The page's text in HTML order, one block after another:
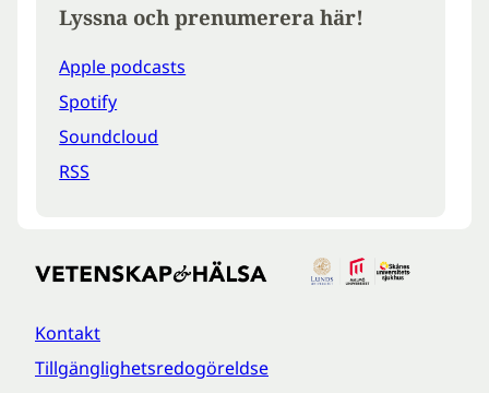
Lyssna och prenumerera här!
Apple podcasts
Spotify
Soundcloud
RSS
Kontakt
Tillgänglighetsredogöreldse